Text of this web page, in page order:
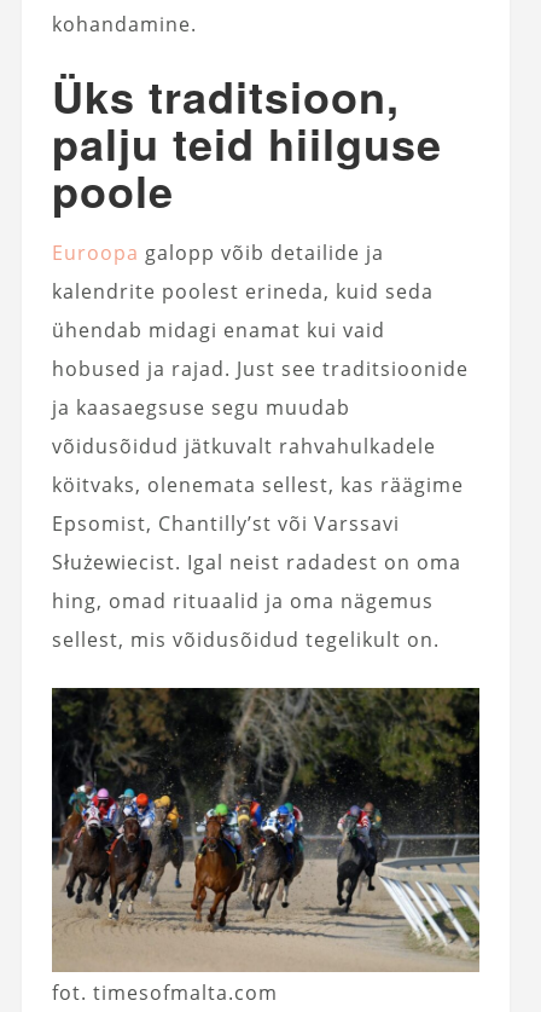
kohandamine.
Üks traditsioon,
palju teid hiilguse
poole
Euroopa galopp võib detailide ja
kalendrite poolest erineda, kuid seda
ühendab midagi enamat kui vaid
hobused ja rajad. Just see traditsioonide
ja kaasaegsuse segu muudab
võidusõidud jätkuvalt rahvahulkadele
köitvaks, olenemata sellest, kas räägime
Epsomist, Chantilly’st või Varssavi
Służewiecist. Igal neist radadest on oma
hing, omad rituaalid ja oma nägemus
sellest, mis võidusõidud tegelikult on.
fot. timesofmalta.com